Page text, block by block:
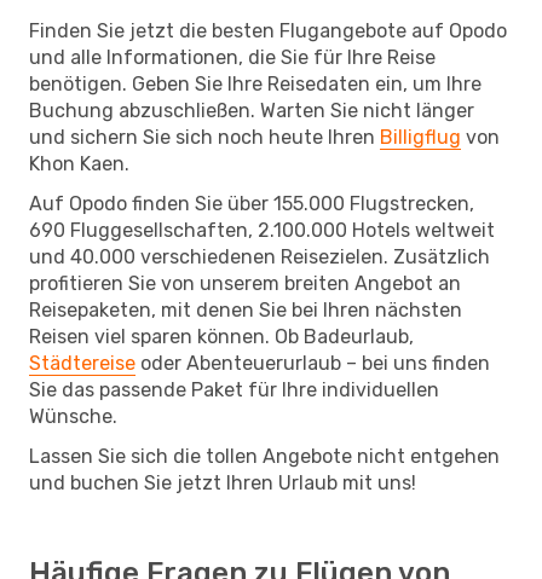
Finden Sie jetzt die besten Flugangebote auf Opodo
und alle Informationen, die Sie für Ihre Reise
benötigen. Geben Sie Ihre Reisedaten ein, um Ihre
Buchung abzuschließen. Warten Sie nicht länger
und sichern Sie sich noch heute Ihren Billigflug von
Khon Kaen.
Auf Opodo finden Sie über 155.000 Flugstrecken,
690 Fluggesellschaften, 2.100.000 Hotels weltweit
und 40.000 verschiedenen Reisezielen. Zusätzlich
profitieren Sie von unserem breiten Angebot an
Reisepaketen, mit denen Sie bei Ihren nächsten
Reisen viel sparen können. Ob Badeurlaub,
Städtereise oder Abenteuerurlaub – bei uns finden
Sie das passende Paket für Ihre individuellen
Wünsche.
Lassen Sie sich die tollen Angebote nicht entgehen
und buchen Sie jetzt Ihren Urlaub mit uns!